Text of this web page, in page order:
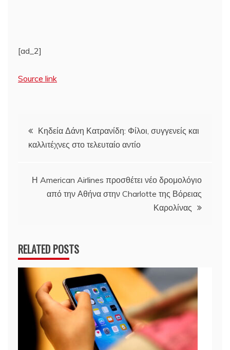
[ad_2]
Source link
Πλοήγηση
άρθρων
Κηδεία Δάνη Κατρανίδη: Φίλοι, συγγενείς και
καλλιτέχνες στο τελευταίο αντίο
Η American Airlines προσθέτει νέο δρομολόγιο
από την Αθήνα στην Charlotte της Βόρειας
Καρολίνας
RELATED POSTS